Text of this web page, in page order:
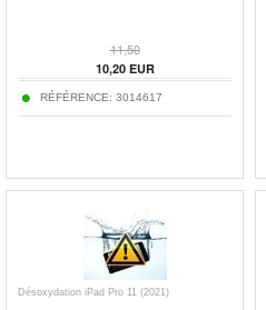
11,50
10,20EUR
RÉFÉRENCE: 3014617
Désoxydation iPad Pro 11 (2021)